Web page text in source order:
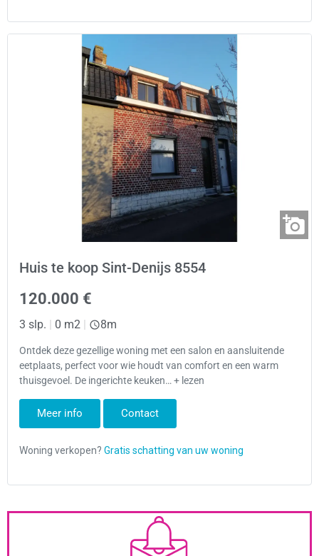
Huis te koop Sint-Denijs 8554
120.000 €
3 slp. | 0 m2 | 8m
Ontdek deze gezellige woning met een salon en aansluitende
eetplaats, perfect voor wie houdt van comfort en een warm
thuisgevoel. De ingerichte keuken… + lezen
Meer info Contact